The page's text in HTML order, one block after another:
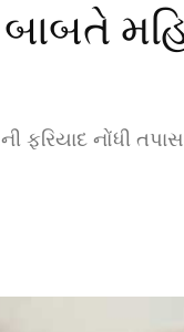
બાબતે
ફરિયાદ નોંધી તપાસ